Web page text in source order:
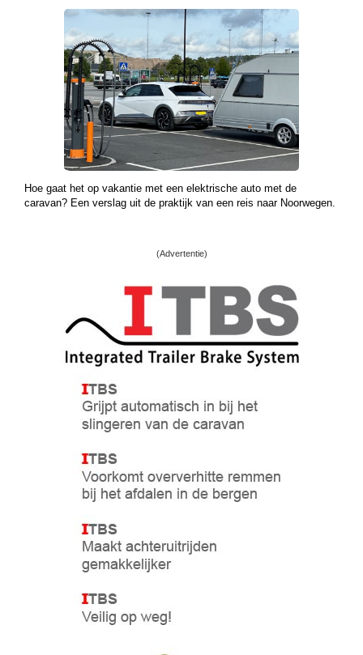
Hoe gaat het op vakantie met een elektrische auto met de
caravan? Een verslag uit de praktijk van een reis naar Noorwegen.
(Advertentie)